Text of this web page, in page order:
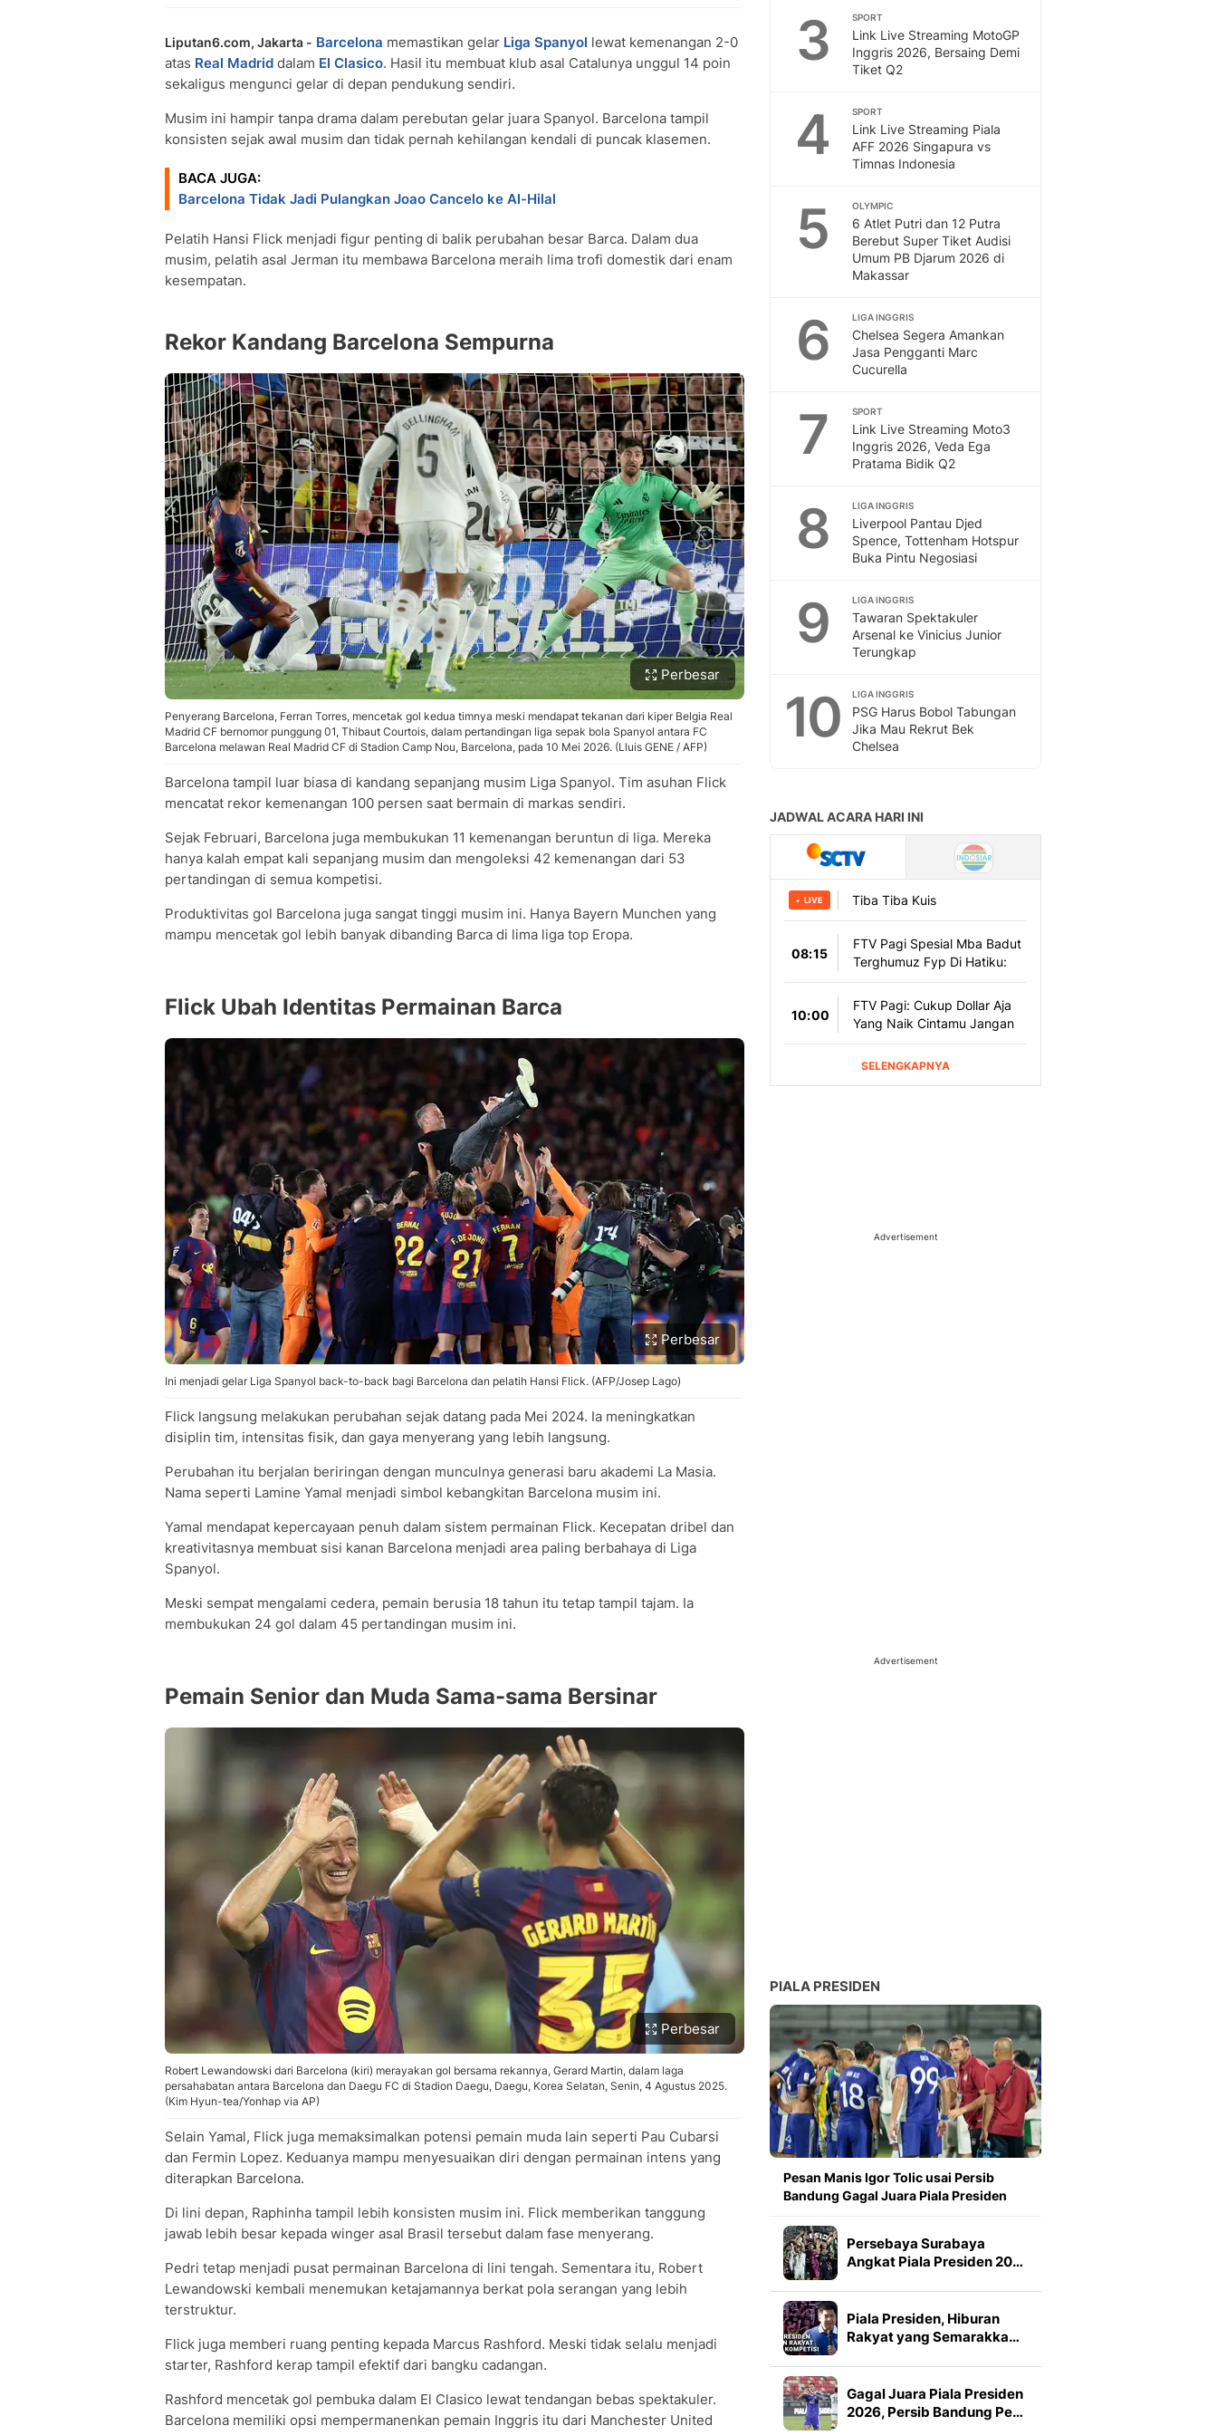
Liputan6.com, Jakarta - Barcelona memastikan gelar Liga Spanyol lewat kemenangan 2-0
atas Real Madrid dalam El Clasico. Hasil itu membuat klub asal Catalunya unggul 14 poin
sekaligus mengunci gelar di depan pendukung sendiri.
Musim ini hampir tanpa drama dalam perebutan gelar juara Spanyol. Barcelona tampil
konsisten sejak awal musim dan tidak pernah kehilangan kendali di puncak klasemen.
BACA JUGA:
Barcelona Tidak Jadi Pulangkan Joao Cancelo ke Al-Hilal
Pelatih Hansi Flick menjadi figur penting di balik perubahan besar Barca. Dalam dua
musim, pelatih asal Jerman itu membawa Barcelona meraih lima trofi domestik dari enam
kesempatan.
Rekor Kandang Barcelona Sempurna
Perbesar
Penyerang Barcelona, Ferran Torres, mencetak gol kedua timnya meski mendapat tekanan dari kiper Belgia Real
Madrid CF bernomor punggung 01, Thibaut Courtois, dalam pertandingan liga sepak bola Spanyol antara FC
Barcelona melawan Real Madrid CF di Stadion Camp Nou, Barcelona, pada 10 Mei 2026. (Lluis GENE / AFP)
Barcelona tampil luar biasa di kandang sepanjang musim Liga Spanyol. Tim asuhan Flick
mencatat rekor kemenangan 100 persen saat bermain di markas sendiri.
Sejak Februari, Barcelona juga membukukan 11 kemenangan beruntun di liga. Mereka
hanya kalah empat kali sepanjang musim dan mengoleksi 42 kemenangan dari 53
pertandingan di semua kompetisi.
Produktivitas gol Barcelona juga sangat tinggi musim ini. Hanya Bayern Munchen yang
mampu mencetak gol lebih banyak dibanding Barca di lima liga top Eropa.
Flick Ubah Identitas Permainan Barca
Perbesar
Ini menjadi gelar Liga Spanyol back-to-back bagi Barcelona dan pelatih Hansi Flick. (AFP/Josep Lago)
Flick langsung melakukan perubahan sejak datang pada Mei 2024. Ia meningkatkan
disiplin tim, intensitas fisik, dan gaya menyerang yang lebih langsung.
Perubahan itu berjalan beriringan dengan munculnya generasi baru akademi La Masia.
Nama seperti Lamine Yamal menjadi simbol kebangkitan Barcelona musim ini.
Yamal mendapat kepercayaan penuh dalam sistem permainan Flick. Kecepatan dribel dan
kreativitasnya membuat sisi kanan Barcelona menjadi area paling berbahaya di Liga
Spanyol.
Meski sempat mengalami cedera, pemain berusia 18 tahun itu tetap tampil tajam. Ia
membukukan 24 gol dalam 45 pertandingan musim ini.
Pemain Senior dan Muda Sama-sama Bersinar
Perbesar
Robert Lewandowski dari Barcelona (kiri) merayakan gol bersama rekannya, Gerard Martin, dalam laga
persahabatan antara Barcelona dan Daegu FC di Stadion Daegu, Daegu, Korea Selatan, Senin, 4 Agustus 2025.
(Kim Hyun-tea/Yonhap via AP)
Selain Yamal, Flick juga memaksimalkan potensi pemain muda lain seperti Pau Cubarsi
dan Fermin Lopez. Keduanya mampu menyesuaikan diri dengan permainan intens yang
diterapkan Barcelona.
Di lini depan, Raphinha tampil lebih konsisten musim ini. Flick memberikan tanggung
jawab lebih besar kepada winger asal Brasil tersebut dalam fase menyerang.
Pedri tetap menjadi pusat permainan Barcelona di lini tengah. Sementara itu, Robert
Lewandowski kembali menemukan ketajamannya berkat pola serangan yang lebih
terstruktur.
Flick juga memberi ruang penting kepada Marcus Rashford. Meski tidak selalu menjadi
starter, Rashford kerap tampil efektif dari bangku cadangan.
Rashford mencetak gol pembuka dalam El Clasico lewat tendangan bebas spektakuler.
Barcelona memiliki opsi mempermanenkan pemain Inggris itu dari Manchester United
3 SPORT
Link Live Streaming MotoGP
Inggris 2026, Bersaing Demi
Tiket Q2
4 SPORT
Link Live Streaming Piala
AFF 2026 Singapura vs
Timnas Indonesia
5 OLYMPIC
6 Atlet Putri dan 12 Putra
Berebut Super Tiket Audisi
Umum PB Djarum 2026 di
Makassar
6 LIGA INGGRIS
Chelsea Segera Amankan
Jasa Pengganti Marc
Cucurella
7 SPORT
Link Live Streaming Moto3
Inggris 2026, Veda Ega
Pratama Bidik Q2
8 LIGA INGGRIS
Liverpool Pantau Djed
Spence, Tottenham Hotspur
Buka Pintu Negosiasi
9 LIGA INGGRIS
Tawaran Spektakuler
Arsenal ke Vinicius Junior
Terungkap
10 LIGA INGGRIS
PSG Harus Bobol Tabungan
Jika Mau Rekrut Bek
Chelsea
Advertisement
Advertisement
PIALA PRESIDEN
Pesan Manis Igor Tolic usai Persib
Bandung Gagal Juara Piala Presiden
Persebaya Surabaya
Angkat Piala Presiden 20…
Piala Presiden, Hiburan
Rakyat yang Semarakka…
Gagal Juara Piala Presiden
2026, Persib Bandung Pe…